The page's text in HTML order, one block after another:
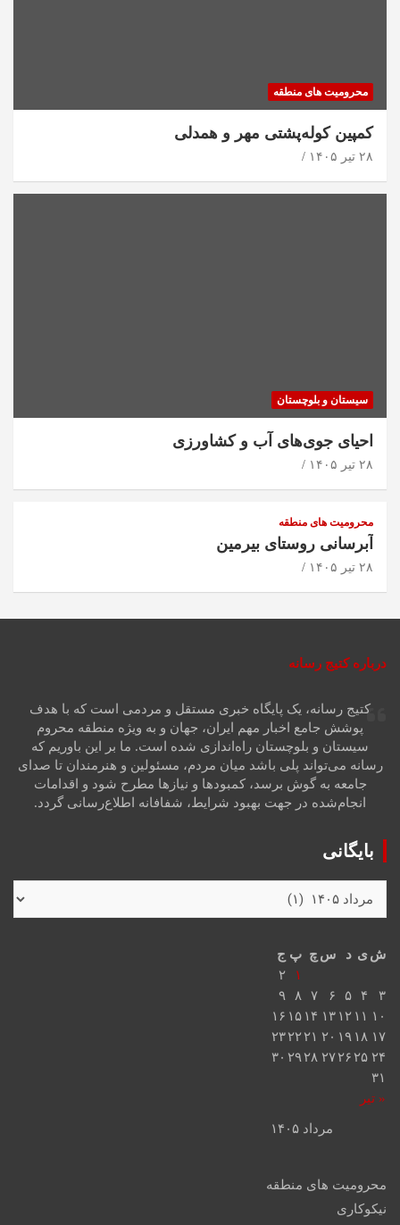
محرومیت های منطقه
کمپین کوله‌پشتی مهر و همدلی
۲۸ تیر ۱۴۰۵
سیستان و بلوچستان
احیای جوی‌های آب و کشاورزی
۲۸ تیر ۱۴۰۵
محرومیت های منطقه
آبرسانی روستای بیرمین
۲۸ تیر ۱۴۰۵
درباره کتیج رسانه
کتیج رسانه، یک پایگاه خبری مستقل و مردمی است که با هدف
پوشش جامع اخبار مهم ایران، جهان و به ویژه منطقه محروم
سیستان و بلوچستان راه‌اندازی شده است. ما بر این باوریم که
رسانه می‌تواند پلی باشد میان مردم، مسئولین و هنرمندان تا صدای
جامعه به گوش برسد، کمبودها و نیازها مطرح شود و اقدامات
انجام‌شده در جهت بهبود شرایط، شفافانه اطلاع‌رسانی گردد.
بایگانی
مرداد ۱۴۰۵
شی د س چ پ ج
« تیر
۱
۲
۳
۴ ۵ ۶ ۷ ۸
۹
۱۰ ۱۱ ۱۲ ۱۳ ۱۴ ۱۵ ۱۶
۱۷ ۱۸ ۱۹ ۲۰ ۲۱ ۲۲۲۳
۲۴ ۲۵ ۲۶۲۷ ۲۸ ۲۹ ۳۰
۳۱
محرومیت های منطقه
نیکوکاری